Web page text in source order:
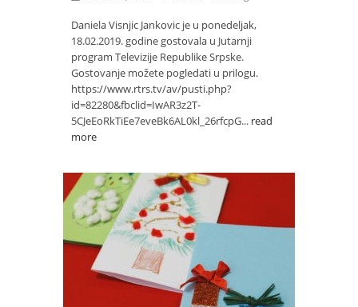
Daniela Visnjic Jankovic je u ponedeljak,
18.02.2019. godine gostovala u Jutarnji
program Televizije Republike Srpske.
Gostovanje možete pogledati u prilogu.
https://www.rtrs.tv/av/pusti.php?
id=82280&fbclid=IwAR3z2T-
5CJeEoRkTiEe7eveBk6AL0kl_26rfcpG... read
more